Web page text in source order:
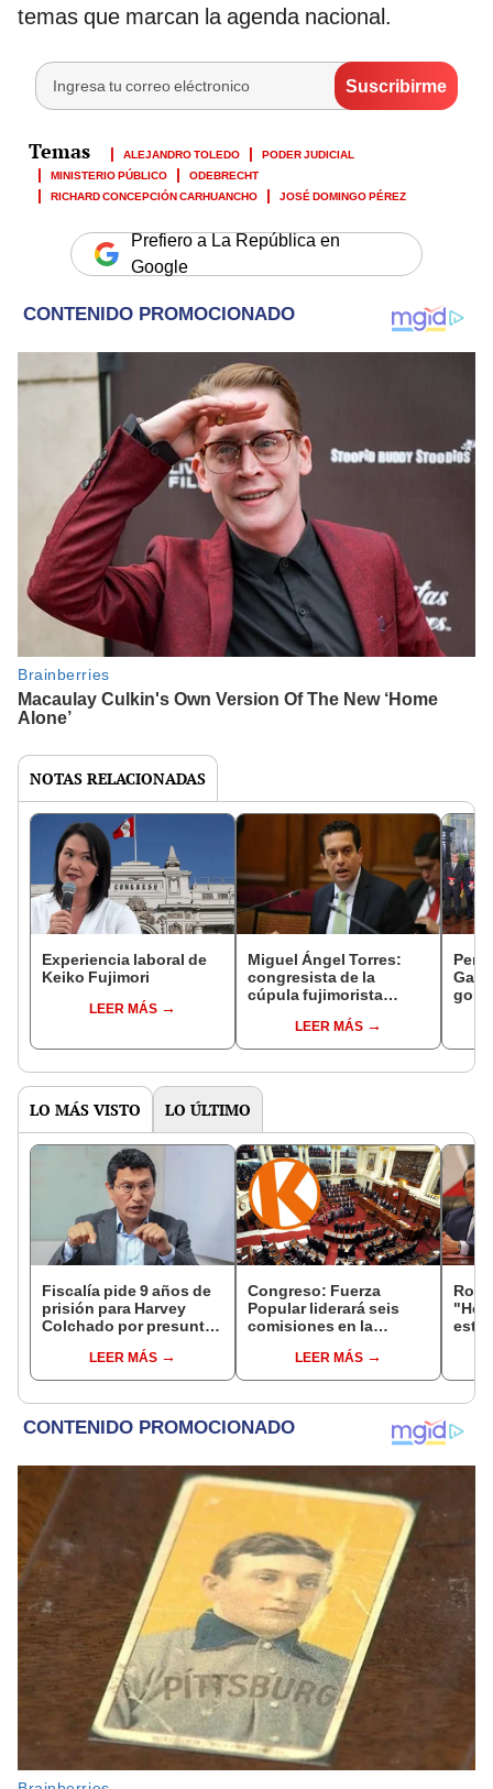
temas que marcan la agenda nacional.
ALEJANDRO TOLEDO
PODER JUDICIAL
MINISTERIO PÚBLICO
ODEBRECHT
RICHARD CONCEPCIÓN CARHUANCHO
JOSÉ DOMINGO PÉREZ
Prefiero a La República en
Google
NOTAS RELACIONADAS
Experiencia laboral de
Keiko Fujimori
LEER MÁS
Miguel Ángel Torres:
congresista de la
cúpula fujimorista
del SenadoLEER MÁS
LO MÁS VISTO LO ÚLTIMO
Fiscalía pide 9 años de
prisión para Harvey
Colchado por presunta
incompatible y falsedad
ideológica
LEER MÁS
Congreso: Fuerza
Popular liderará seis
comisiones en la
LEER MÁS